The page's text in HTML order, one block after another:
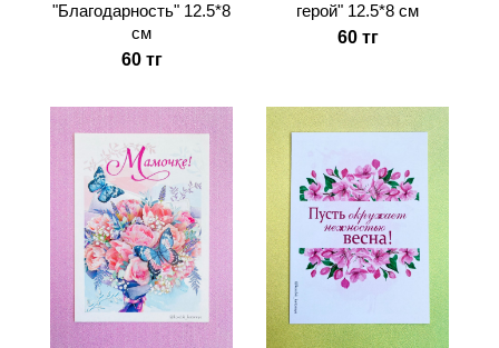
"Благодарность" 12.5*8
см
60 тг
герой" 12.5*8 см
60 тг